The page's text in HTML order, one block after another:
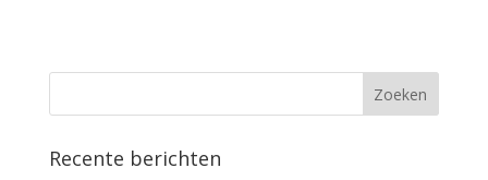
Recente berichten